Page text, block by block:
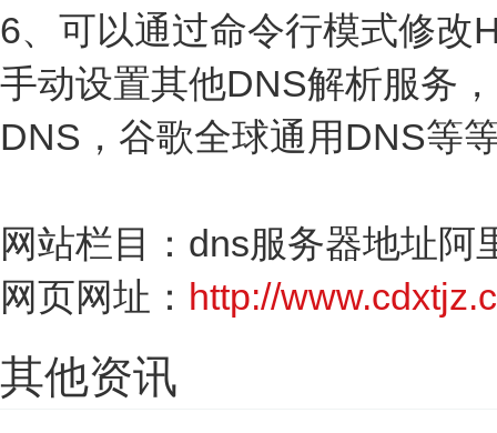
6、可以通过命令行模式修改
手动设置其他DNS解析服务
DNS，谷歌全球通用DNS等
网站栏目：dns服务器地址阿
网页网址： http://
其他资讯